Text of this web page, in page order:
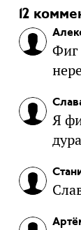
12
Фиг
Я